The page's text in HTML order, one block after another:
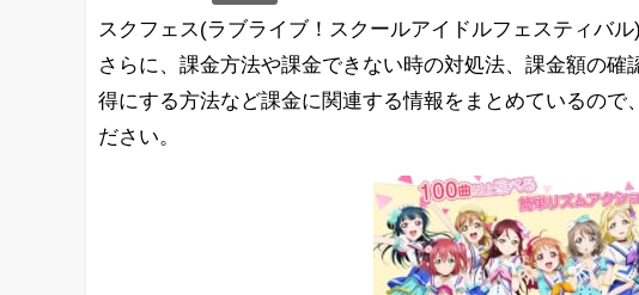
スクフェス(ラブライブ！スクールアイドルフェスティバ
さらに、課金方法や課金できない時の対処法、課金額の
得にする方法など課金に関連する情報をまとめているので
ださい。